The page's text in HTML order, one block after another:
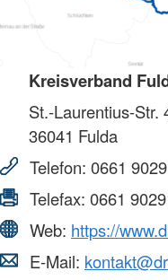
Kreisverband
St.-Laurentius-Str.
36041 Fulda
Telefon: 0661
Telefax: 0661
Web: https://
E-Mail: